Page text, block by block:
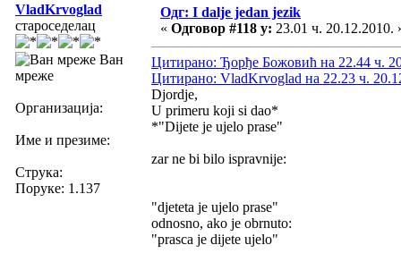
VladKrvoglad
староседелац
Ван
мреже
Организација:
Име и презиме:
Струка:
Поруке: 1.137
Одг: I dalje jedan jezik
« Одговор #118 у: 23.01 ч. 20.12.2010.
Цитирано: Ђорђе Божовић на 22.44 ч.
Цитирано: VladKrvoglad на 22.23 ч.
Djordje,
U primeru koji si dao*
*"Dijete je ujelo prase"
zar ne bi bilo ispravnije:
"djeteta je ujelo prase"
odnosno, ako je obrnuto:
"prasca je dijete ujelo"